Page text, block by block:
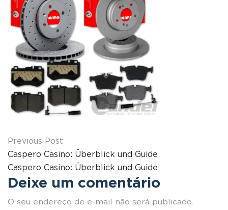
Previous Post
Caspero Casino: Überblick und Guide
Caspero Casino: Überblick und Guide
Deixe um comentário
O seu endereço de e-mail não será publicado.